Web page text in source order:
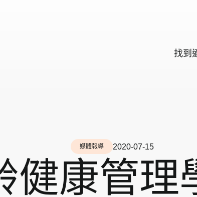
找到
媒體報導 2020-07-15
健康管理